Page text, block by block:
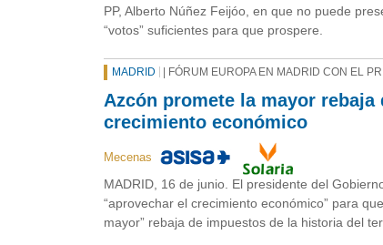
PP, Alberto Núñez Feijóo, en que no puede
“votos” suficientes para que prospere.
MADRID | FÓRUM EUROPA EN MADRID CON EL
Azcón promete la mayor
crecimiento económico
Mecenas
MADRID, 16 de junio. El presidente del
“aprovechar el crecimiento económico” para
mayor” rebaja de impuestos de la historia del